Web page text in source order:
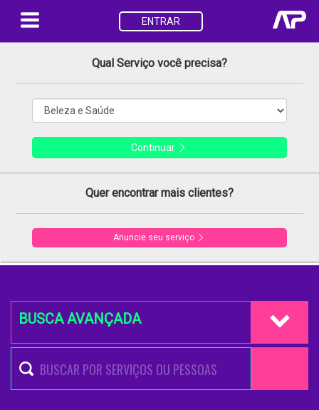
ENTRAR
Qual Serviço você precisa?
Continuar
Quer encontrar mais clientes?
Anuncie seu serviço
BUSCA AVANÇADA